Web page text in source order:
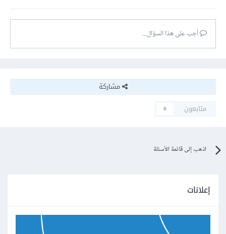
أجب على هذا السؤال...
مشاركة
متابعون
0
اذهب إلى قائمة الأسئلة
إعلانات